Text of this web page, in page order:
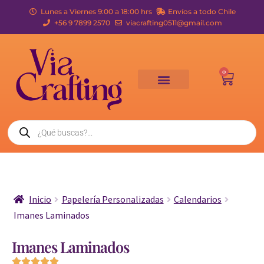
Lunes a Viernes 9:00 a 18:00 hrs
Envíos a todo Chile
+56 9 7899 2570
viacrafting0511@gmail.com
0
Inicio Papelería Personalizadas
Calendarios
Imanes Laminados
Imanes Laminados
